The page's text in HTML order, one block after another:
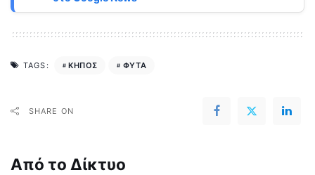
TAGS: ΚΗΠΟΣ ΦΥΤΑ
SHARE ON
Από το Δίκτυο